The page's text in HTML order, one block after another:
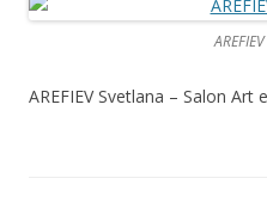
AREFIEV Svetlana – Salon Art